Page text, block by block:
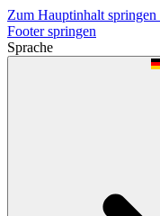
Zum Hauptinhalt springen
Footer springen
Sprache